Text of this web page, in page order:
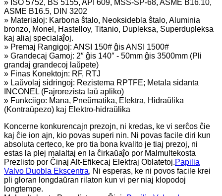
» ISO 5752, BS 5155, API 609, MSS-SP-68, ASME B16.10,
ASME B16.5, DIN 3202
» Materialoj: Karbona ŝtalo, Neoksidebla ŝtalo, Aluminia
bronzo, Monel, Hastelloy, Titanio, Dupleksa, Superdupleksa
kaj aliaj specialaĵoj.
» Premaj Rangigoj: ANSI 150# ĝis ANSI 1500#
» Grandecaj Gamoj: 2″ ĝis 140″ - 50mm ĝis 3500mm (Pli
grandaj grandecoj laŭpete)
» Finas Konektojn: RF, RTJ
» Laŭvolaj sidringoj: Rezistema RPTFE; Metala sidanta
INCONEL (Fajrorezista laŭ apliko)
» Funkciigo: Mana, Pneŭmatika, Elektra, Hidraŭlika
(Kontraŭpezo) kaj Elektro-hidraŭlika
Koncerne konkurencajn prezojn, ni kredas, ke vi serĉos ĉie
kaj ĉie ion ajn, kio povas superi nin. Ni povas facile diri kun
absoluta certeco, ke pro tia bona kvalito je tiaj prezoj, ni
estas la plej malaltaj en la ĉirkaŭaĵo por Malmultekosta
Prezlisto por Ĉinaj Alt-Efikecaj Elektraj Oblatetoj.Papilia
Valvo Duobla Ekscentra, Ni esperas, ke ni povos facile krei
pli gloran longdaŭran rilaton kun vi per niaj klopodoj
longtempe.